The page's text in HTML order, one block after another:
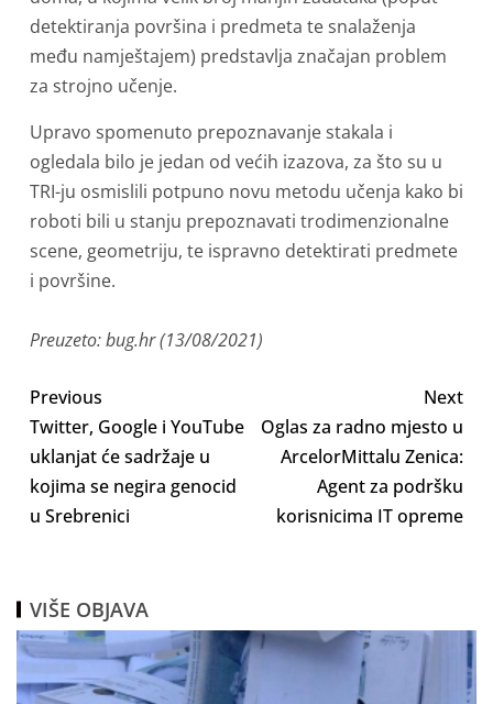
detektiranja površina i predmeta te snalaženja
među namještajem) predstavlja značajan problem
za strojno učenje.
Upravo spomenuto prepoznavanje stakala i
ogledala bilo je jedan od većih izazova, za što su u
TRI-ju osmislili potpuno novu metodu učenja kako bi
roboti bili u stanju prepoznavati trodimenzionalne
scene, geometriju, te ispravno detektirati predmete
i površine.
Preuzeto: bug.hr (13/08/2021)
Previous
Twitter, Google i YouTube
uklanjat će sadržaje u
kojima se negira genocid
u Srebrenici
Next
Oglas za radno mjesto u
ArcelorMittalu Zenica:
Agent za podršku
korisnicima IT opreme
VIŠE OBJAVA